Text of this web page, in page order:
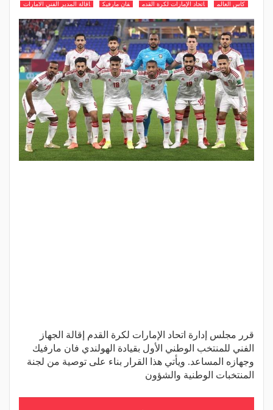
كاس العالم اتحاد الإمارات لكرة القدم فان مارفيك اقالة المدير الفني الامارات
قرر مجلس إدارة اتحاد الإمارات لكرة القدم إقالة الجهاز
الفني للمنتخب الوطني الأول بقيادة الهولندي فان مارفيك
وجهازه المساعد. ويأتي هذا القرار بناء على توصية من لجنة
المنتخبات الوطنية والشؤون